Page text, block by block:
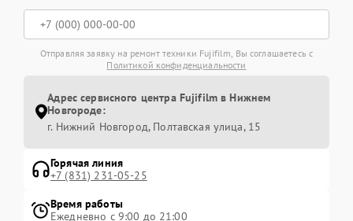
Отправляя заявку на ремонт техники Fujifilm, Вы соглашаетесь с
Политикой конфиденциальности
Адрес сервисного центра Fujifilm в Нижнем
Новгороде:
г. Нижний Новгород, Полтавская улица, 15
Горячая линия
+7 (831) 231-05-25
Время работы
Ежедневно с 9:00 до 21:00